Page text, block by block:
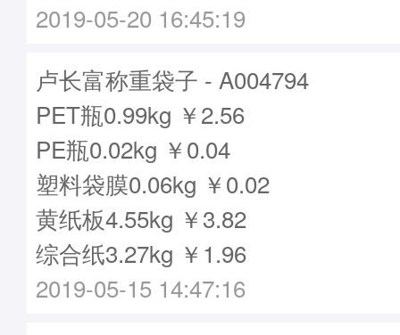
2019-05-20 16:45:19
卢长富称重袋子 - A004794
PET瓶0.99kg ￥2.56
PE瓶0.02kg ￥0.04
塑料袋膜0.06kg ￥0.02
黄纸板4.55kg ￥3.82
综合纸3.27kg ￥1.96
2019-05-15 14:47:16